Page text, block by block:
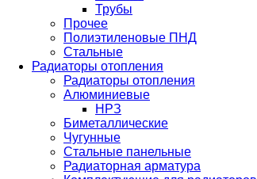
Трубы
Прочее
Полиэтиленовые ПНД
Стальные
Радиаторы отопления
Радиаторы отопления
Алюминиевые
НРЗ
Биметаллические
Чугунные
Стальные панельные
Радиаторная арматура